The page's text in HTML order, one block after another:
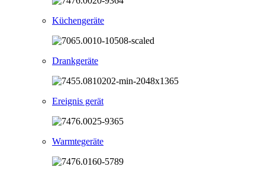
Küchengeräte
Drankgeräte
Ereignis gerät
Warmtegeräte